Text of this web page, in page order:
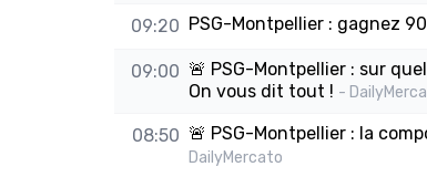
09:20 PSG-Montpellier : gagnez
09:00 🚨 PSG-Montpellier : sur
On vous dit tout ! -
08:50 🚨 PSG-Montpellier : la
DailyMercato